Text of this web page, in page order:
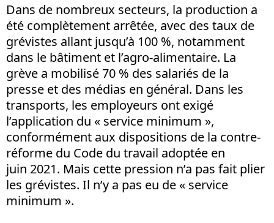
Dans de nombreux secteurs, la production a
été complètement arrêtée, avec des taux de
grévistes allant jusqu’à 100 %, notamment
dans le bâtiment et l’agro-alimentaire. La
grève a mobilisé 70 % des salariés de la
presse et des médias en général. Dans les
transports, les employeurs ont exigé
l’application du « service minimum »,
conformément aux dispositions de la contre-
réforme du Code du travail adoptée en
juin 2021. Mais cette pression n’a pas fait plier
les grévistes. Il n’y a pas eu de « service
minimum ».